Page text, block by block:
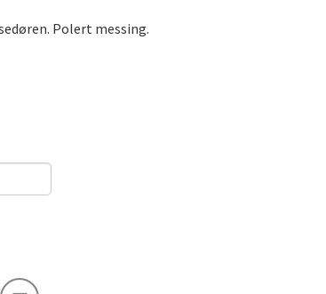
Polert messing.